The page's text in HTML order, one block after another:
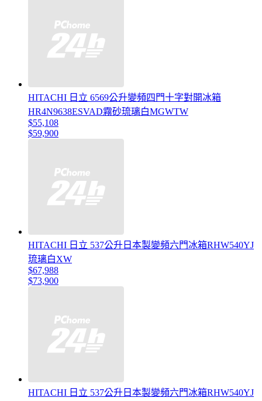
HITACHI 日立 6569公升變頻四門十字對開冰箱
HR4N9638ESVAD霧砂琉璃白MGWTW
$55,108
$59,900
HITACHI 日立 537公升日本製變頻六門冰箱RHW540YJ
琉璃白XW
$67,988
$73,900
HITACHI 日立 537公升日本製變頻六門冰箱RHW540YJ